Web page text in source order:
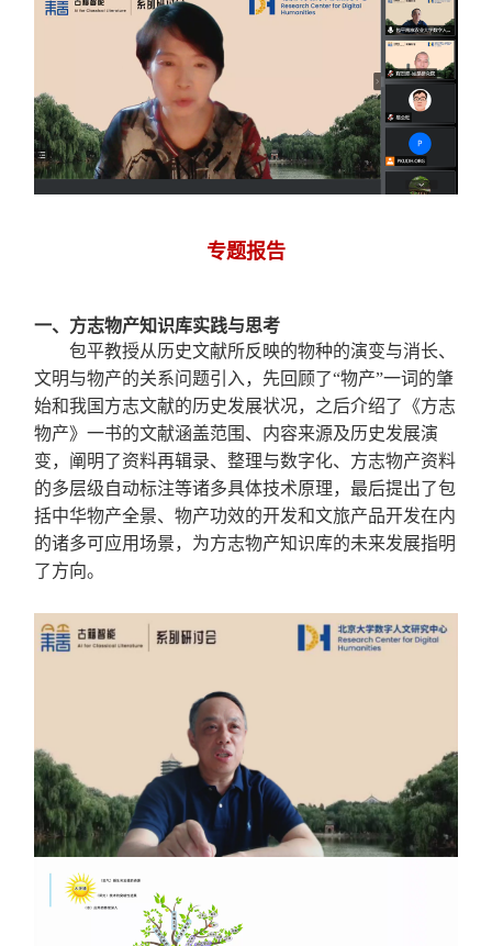
专题报告
一、方志物产知识库实践与思考
包平教授从历史文献所反映的物种的演变与消长、
文明与物产的关系问题引入，先回顾了“物产”一词的肇
始和我国方志文献的历史发展状况，之后介绍了《方志
物产》一书的文献涵盖范围、内容来源及历史发展演
变，阐明了资料再辑录、整理与数字化、方志物产资料
的多层级自动标注等诸多具体技术原理，最后提出了包
括中华物产全景、物产功效的开发和文旅产品开发在内
的诸多可应用场景，为方志物产知识库的未来发展指明
了方向。